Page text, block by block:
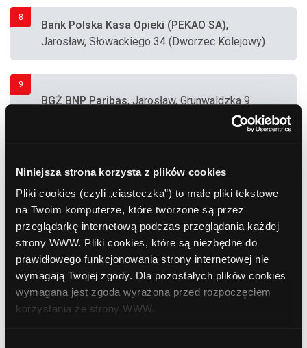
Niniejsza strona korzysta z plików cookies
Pliki cookies (czyli „ciasteczka”) to małe pliki tekstowe
na Twoim komputerze, które tworzone są przez
przeglądarkę internetową podczas przeglądania każdej
strony WWW. Pliki cookies, które są niezbędne do
prawidłowego funkcjonowania strony internetowej nie
wymagają Twojej zgody. Dla pozostałych plików cookies
wymagana jest zgoda wyrażona przed rozpoczęciem
korzystania ze strony WWW.
8
Bank Polska Kasa Opieki (PEKAO SA),
Jarosław, Słowackiego 34 (Dworzec Kolejowy)
9
BGŻ BNP Paribas, Jarosław, Grunwaldzka 9
Bank Zachodni WBK , Jarosław, Słowackiego 1
Bank Polska Kasa Opieki (PEKAO SA),
Jarosław, 3 Maja 23a
BGŻ BNP Paribas, Jarosław, Słowackiego 4